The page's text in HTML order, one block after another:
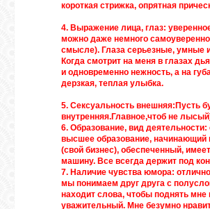
короткая стрижка, опрятная
4. Выражение лица, глаз:
можно даже немного
смысле). Глаза серьезные, умные
Когда смотрит на меня в глазах
и одновременно нежность, а на
дерзкая, теплая улыбка.
5. Сексуальность внешняя:Пусть
внутренняя.Главное,чтоб не
6. Образование, вид деятельности:
высшее образование, начинающий
(свой бизнес), обеспеченный,
машину. Все всегда держит под
7. Наличие чувства юмора:
мы понимаем друг друга с
находит слова, чтобы поднять
уважительный. Мне безумно